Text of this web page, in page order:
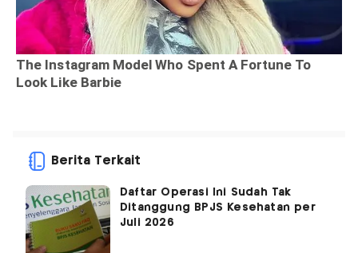
Berita Terkait
Daftar Operasi Ini Sudah Tak
Ditanggung BPJS Kesehatan per
Juli 2026